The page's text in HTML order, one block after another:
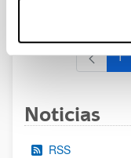
1
Noticias
RSS